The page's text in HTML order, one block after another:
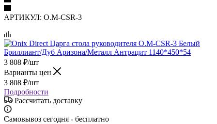
АРТИКУЛ: O.M-CSR-3
3 808 ₽/шт
Варианты цен
3 808 ₽/шт
Подробности
Рассчитать доставку
Самовывоз сегодня - бесплатно